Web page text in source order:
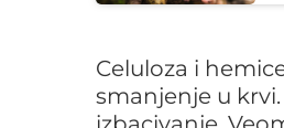
Celuloza i
smanjenje u